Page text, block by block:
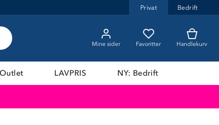
Privat Bedrift
Mine sider Favoritter Handlekurv
LAVPRIS NY: Bedrift